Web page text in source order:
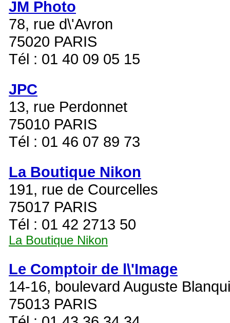
JM Photo
78, rue d\'Avron
75020 PARIS
Tél : 01 40 09 05 15
JPC
13, rue Perdonnet
75010 PARIS
Tél : 01 46 07 89 73
La Boutique Nikon
191, rue de Courcelles
75017 PARIS
Tél : 01 42 2713 50
La Boutique Nikon
Le Comptoir de l\'Image
14-16, boulevard Auguste Blanqui
75013 PARIS